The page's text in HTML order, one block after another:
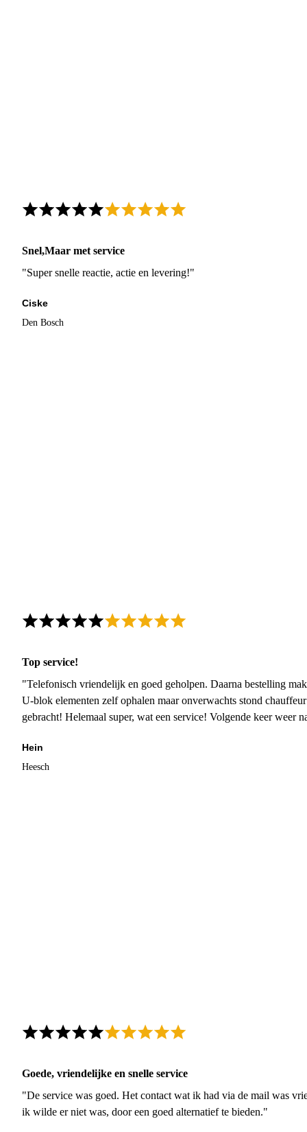
Snel,Maar met service
"Super snelle reactie, actie en levering!"
Ciske
Den Bosch
Top service!
"Telefonisch vriendelijk en goed geholpen. Daarna bestelling
U-blok elementen zelf ophalen maar onverwachts stond
gebracht! Helemaal super, wat een service! Volgende keer weer
Hein
Heesch
Goede, vriendelijke en snelle service
"De service was goed. Het contact wat ik had via de mail was
ik wilde er niet was, door een goed alternatief te bieden."